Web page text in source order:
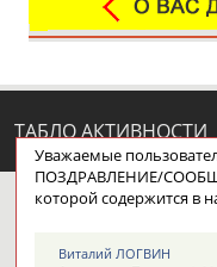
ТАБЛО АКТИВНОСТИ
ЦЕЛИ ПРОЕКТА
Уважаемые
ПОЗДРАВЛЕНИЕ/
которой содержится в
Виталий ЛОГВИН